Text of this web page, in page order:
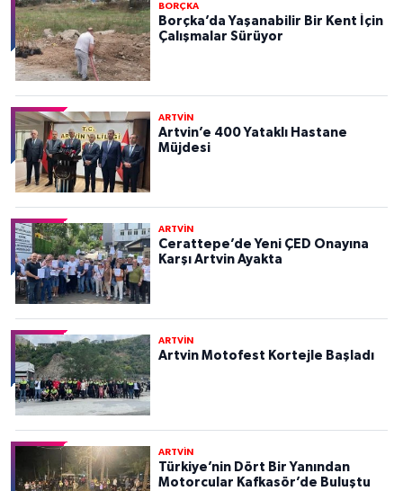
BORÇKA
Borçka’da Yaşanabilir Bir Kent İçin
Çalışmalar Sürüyor
ARTVİN
Artvin’e 400 Yataklı Hastane
Müjdesi
ARTVİN
Cerattepe’de Yeni ÇED Onayına
Karşı Artvin Ayakta
ARTVİN
Artvin Motofest Kortejle Başladı
ARTVİN
Türkiye’nin Dört Bir Yanından
Motorcular Kafkasör’de Buluştu